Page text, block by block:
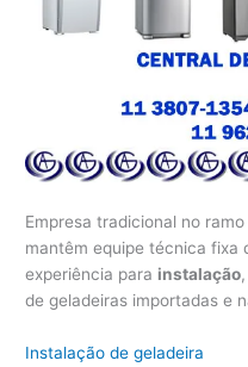
Empresa tradicional no ramo
mantêm equipe técnica fixa
experiência para instalação
de geladeiras importadas e
Instalação de geladeira